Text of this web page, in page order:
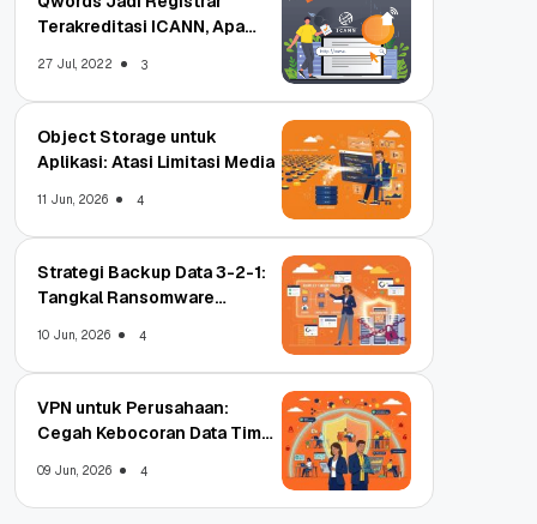
Terakreditasi ICANN, Apa
27 Jul, 2022 3
Object Storage untuk
Aplikasi: Atasi Limitasi Media
11 Jun, 2026 4
Strategi Backup Data 3-2-1:
Tangkal Ransomware
10 Jun, 2026 4
VPN untuk Perusahaan:
Cegah Kebocoran Data Tim
09 Jun, 2026 4